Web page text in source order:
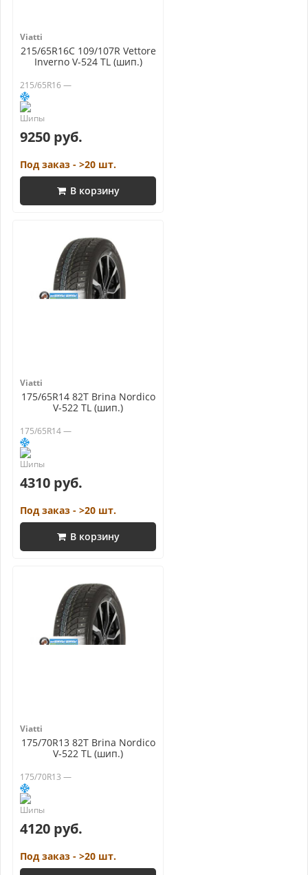
Viatti
215/65R16C 109/107R Vettore
Inverno V-524 TL (шип.)
215/65R16 —
9250 руб.
Под заказ - >20 шт.
В корзину
Viatti
175/65R14 82T Brina Nordico
V-522 TL (шип.)
175/65R14 —
4310 руб.
Под заказ - >20 шт.
В корзину
Viatti
175/70R13 82T Brina Nordico
V-522 TL (шип.)
175/70R13 —
4120 руб.
Под заказ - >20 шт.